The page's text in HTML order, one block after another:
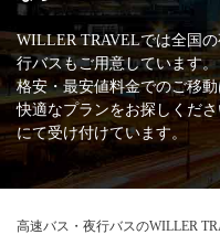
WILLER TRAVELでは全国
行バスもご用意しています。
格安・最安値料金でのご移
快適なプランをお探しくだ
にて受け付けています。
高速バス・夜行バスのWILLER